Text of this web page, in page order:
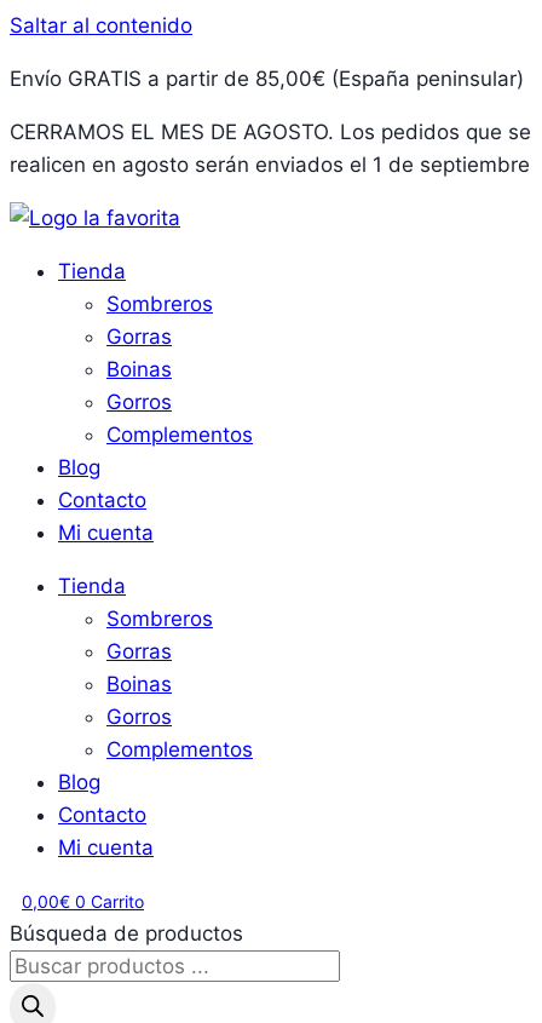
Saltar al contenido
Envío GRATIS a partir de 85,00€ (España peninsular)
CERRAMOS EL MES DE AGOSTO. Los pedidos que se
realicen en agosto serán enviados el 1 de septiembre
Tienda
Sombreros
Gorras
Boinas
Gorros
Complementos
Blog
Contacto
Mi cuenta
Tienda
Sombreros
Gorras
Boinas
Gorros
Complementos
Blog
Contacto
Mi cuenta
0,00€ 0 Carrito
Búsqueda de productos